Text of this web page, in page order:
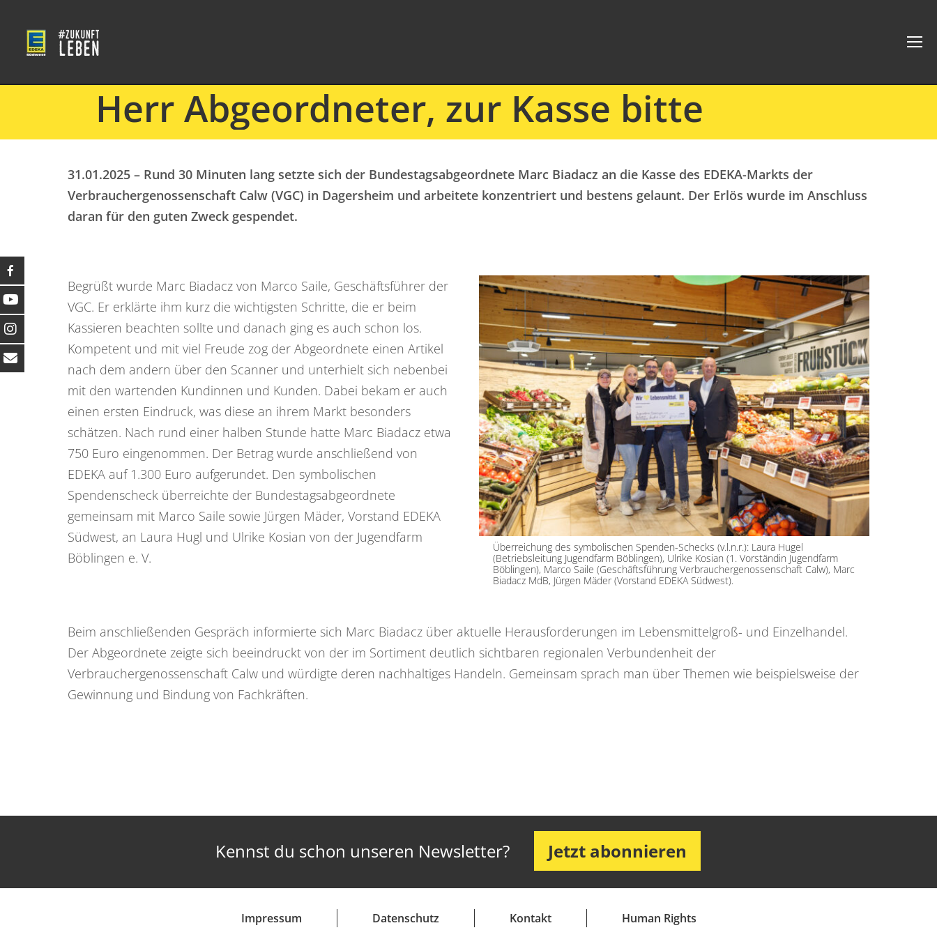
Herr Abgeordneter, zur Kasse bitte
31.01.2025 – Rund 30 Minuten lang setzte sich der Bundestagsabgeordnete Marc Biadacz an die Kasse des EDEKA-Markts der
Verbrauchergenossenschaft Calw (VGC) in Dagersheim und arbeitete konzentriert und bestens gelaunt. Der Erlös wurde im Anschluss
daran für den guten Zweck gespendet.
Begrüßt wurde Marc Biadacz von Marco Saile, Geschäftsführer der
VGC. Er erklärte ihm kurz die wichtigsten Schritte, die er beim
Kassieren beachten sollte und danach ging es auch schon los.
Kompetent und mit viel Freude zog der Abgeordnete einen Artikel
nach dem andern über den Scanner und unterhielt sich nebenbei
mit den wartenden Kundinnen und Kunden. Dabei bekam er auch
einen ersten Eindruck, was diese an ihrem Markt besonders
schätzen. Nach rund einer halben Stunde hatte Marc Biadacz etwa
750 Euro eingenommen. Der Betrag wurde anschließend von
EDEKA auf 1.300 Euro aufgerundet. Den symbolischen
Spendenscheck überreichte der Bundestagsabgeordnete
gemeinsam mit Marco Saile sowie Jürgen Mäder, Vorstand EDEKA
Südwest, an Laura Hugl und Ulrike Kosian von der Jugendfarm
Böblingen e. V.
Überreichung des symbolischen Spenden-Schecks (v.l.n.r.): Laura Hugel
(Betriebsleitung Jugendfarm Böblingen), Ulrike Kosian (1. Vorständin Jugendfarm
Böblingen), Marco Saile (Geschäftsführung Verbrauchergenossenschaft Calw), Marc
Biadacz MdB, Jürgen Mäder (Vorstand EDEKA Südwest).
Beim anschließenden Gespräch informierte sich Marc Biadacz über aktuelle Herausforderungen im Lebensmittelgroß- und Einzelhandel.
Der Abgeordnete zeigte sich beeindruckt von der im Sortiment deutlich sichtbaren regionalen Verbundenheit der
Verbrauchergenossenschaft Calw und würdigte deren nachhaltiges Handeln. Gemeinsam sprach man über Themen wie beispielsweise der
Gewinnung und Bindung von Fachkräften.
Kennst du schon unseren Newsletter? Jetzt abonnieren
Impressum Datenschutz Kontakt Human Rights